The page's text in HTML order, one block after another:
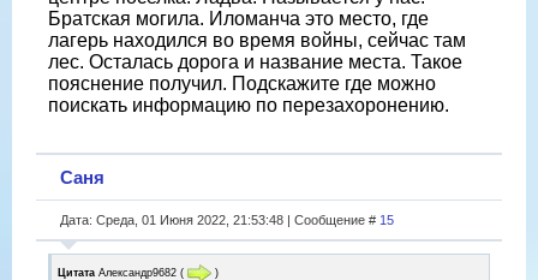
Братская могила. Иломанча это место, где
лагерь находился во время войны, сейчас там
лес. Осталась дорога и название места. Такое
пояснение получил. Подскажите где можно
поискать информацию по перезахоронению.
Саня
Дата: Среда, 01 Июня 2022, 21:53:48 | Сообщение # 15
Цитата Александр9682 ( )